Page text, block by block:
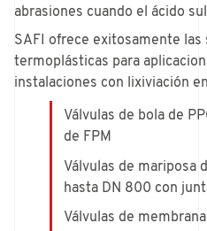
abrasiones cuando el ácido
SAFI ofrece exitosamente las
termoplásticas para
instalaciones con lixiviación
Válvulas de bola de
de FPM
Válvulas de mariposa
hasta DN 800 con
Válvulas de